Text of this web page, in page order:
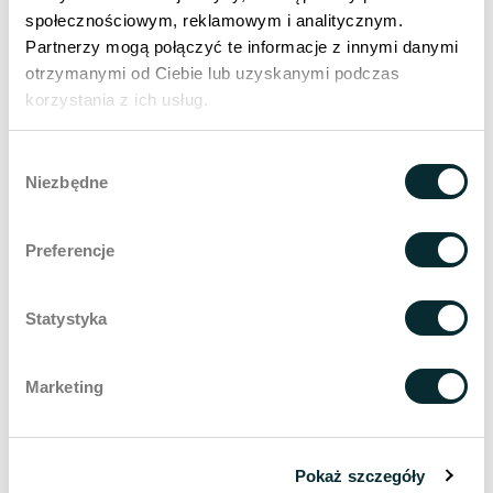
społecznościowym, reklamowym i analitycznym.
Partnerzy mogą połączyć te informacje z innymi danymi
otrzymanymi od Ciebie lub uzyskanymi podczas
korzystania z ich usług.
zgody
Niezbędne
Preferencje
Statystyka
Marketing
Pokaż szczegóły
лица и как с этим бороться?
30 июля 2026 года 9 мин
Лазерный липолиз —